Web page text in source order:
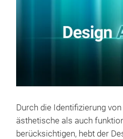
Durch die Identifizierung
ästhetische als auch
berücksichtigen, hebt der